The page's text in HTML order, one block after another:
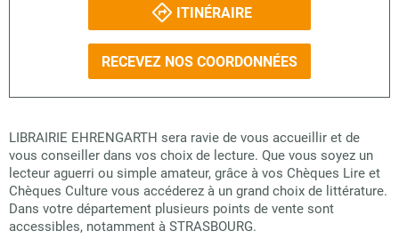
ITINÉRAIRE
RECEVEZ NOS COORDONNÉES
LIBRAIRIE EHRENGARTH sera ravie de vous accueillir et de
vous conseiller dans vos choix de lecture. Que vous soyez un
lecteur aguerri ou simple amateur, grâce à vos Chèques Lire et
Chèques Culture vous accéderez à un grand choix de littérature.
Dans votre département plusieurs points de vente sont
accessibles, notamment à STRASBOURG.